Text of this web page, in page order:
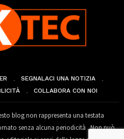
SEGNALACI UNA NOTIZIA
COLLABORA CON NOI
blog non rappresenta una testata
senza alcuna periodicità . Non può